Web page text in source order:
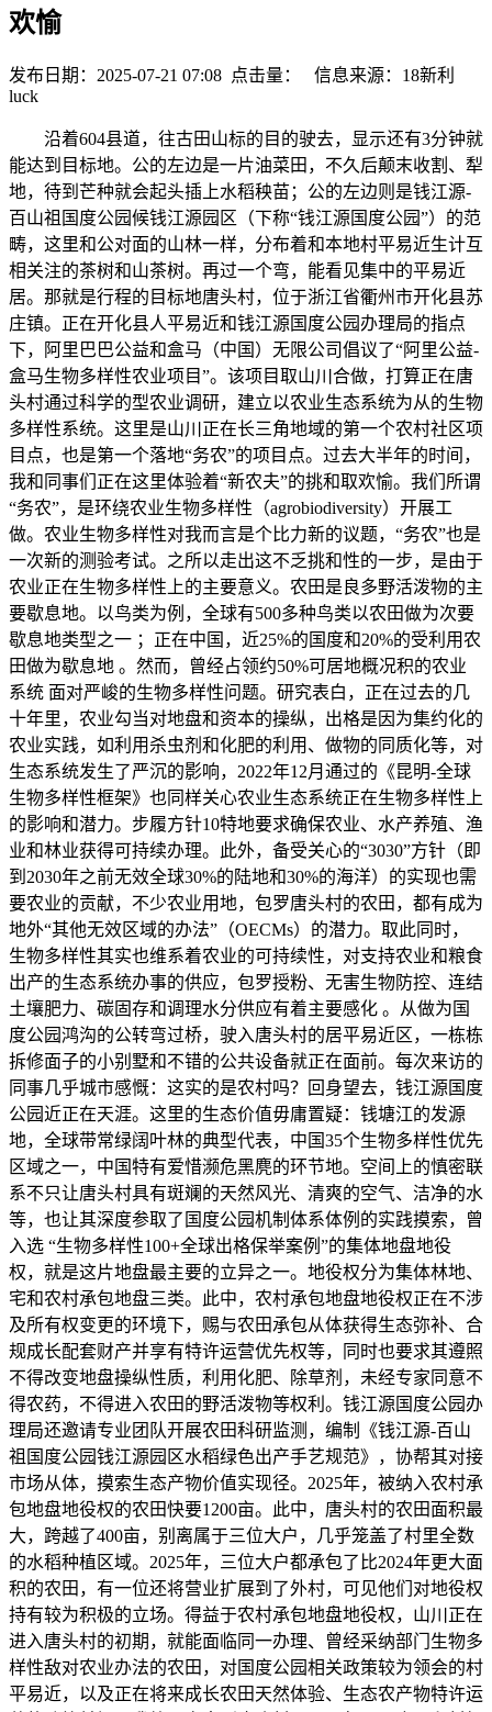
欢愉
发布日期：2025-07-21 07:08 点击量：
信息来源：18新利
luck
沿着604县道，往古田山标的目的驶去，显示还有3分钟就
能达到目标地。公的左边是一片油菜田，不久后颠末收割、犁
地，待到芒种就会起头插上水稻秧苗；公的左边则是钱江源-
百山祖国度公园候钱江源园区（下称“钱江源国度公园”）的范
畴，这里和公对面的山林一样，分布着和本地村平易近生计互
相关注的茶树和山茶树。再过一个弯，能看见集中的平易近
居。那就是行程的目标地唐头村，位于浙江省衢州市开化县苏
庄镇。正在开化县人平易近和钱江源国度公园办理局的指点
下，阿里巴巴公益和盒马（中国）无限公司倡议了“阿里公益-
盒马生物多样性农业项目”。该项目取山川合做，打算正在唐
头村通过科学的型农业调研，建立以农业生态系统为从的生物
多样性系统。这里是山川正在长三角地域的第一个农村社区项
目点，也是第一个落地“务农”的项目点。过去大半年的时间，
我和同事们正在这里体验着“新农夫”的挑和取欢愉。我们所谓
“务农”，是环绕农业生物多样性（agrobiodiversity）开展工
做。农业生物多样性对我而言是个比力新的议题，“务农”也是
一次新的测验考试。之所以走出这不乏挑和性的一步，是由于
农业正在生物多样性上的主要意义。农田是良多野活泼物的主
要歇息地。以鸟类为例，全球有500多种鸟类以农田做为次要
歇息地类型之一 ；正在中国，近25%的国度和20%的受利用农
田做为歇息地 。然而，曾经占领约50%可居地概况积的农业
系统 面对严峻的生物多样性问题。研究表白，正在过去的几
十年里，农业勾当对地盘和资本的操纵，出格是因为集约化的
农业实践，如利用杀虫剂和化肥的利用、做物的同质化等，对
生态系统发生了严沉的影响，2022年12月通过的《昆明-全球
生物多样性框架》也同样关心农业生态系统正在生物多样性上
的影响和潜力。步履方针10特地要求确保农业、水产养殖、渔
业和林业获得可持续办理。此外，备受关心的“3030”方针（即
到2030年之前无效全球30%的陆地和30%的海洋）的实现也需
要农业的贡献，不少农业用地，包罗唐头村的农田，都有成为
地外“其他无效区域的办法”（OECMs）的潜力。取此同时，
生物多样性其实也维系着农业的可持续性，对支持农业和粮食
出产的生态系统办事的供应，包罗授粉、无害生物防控、连结
土壤肥力、碳固存和调理水分供应有着主要感化 。从做为国
度公园鸿沟的公转弯过桥，驶入唐头村的居平易近区，一栋栋
拆修面子的小别墅和不错的公共设备就正在面前。每次来访的
同事几乎城市感慨：这实的是农村吗？回身望去，钱江源国度
公园近正在天涯。这里的生态价值毋庸置疑：钱塘江的发源
地，全球带常绿阔叶林的典型代表，中国35个生物多样性优先
区域之一，中国特有爱惜濒危黑麂的环节地。空间上的慎密联
系不只让唐头村具有斑斓的天然风光、清爽的空气、洁净的水
等，也让其深度参取了国度公园机制体系体例的实践摸索，曾
入选 “生物多样性100+全球出格保举案例”的集体地盘地役
权，就是这片地盘最主要的立异之一。地役权分为集体林地、
宅和农村承包地盘三类。此中，农村承包地盘地役权正在不涉
及所有权变更的环境下，赐与农田承包从体获得生态弥补、合
规成长配套财产并享有特许运营优先权等，同时也要求其遵照
不得改变地盘操纵性质，利用化肥、除草剂，未经专家同意不
得农药，不得进入农田的野活泼物等权利。钱江源国度公园办
理局还邀请专业团队开展农田科研监测，编制《钱江源-百山
祖国度公园钱江源园区水稻绿色出产手艺规范》，协帮其对接
市场从体，摸索生态产物价值实现径。2025年，被纳入农村承
包地盘地役权的农田快要1200亩。此中，唐头村的农田面积最
大，跨越了400亩，别离属于三位大户，几乎笼盖了村里全数
的水稻种植区域。2025年，三位大户都承包了比2024年更大面
积的农田，有一位还将营业扩展到了外村，可见他们对地役权
持有较为积极的立场。得益于农村承包地盘地役权，山川正在
进入唐头村的初期，就能面临同一办理、曾经采纳部门生物多
样性敌对农业办法的农田，对国度公园相关政策较为领会的村
平易近，以及正在将来成长农田天然体验、生态农产物特许运